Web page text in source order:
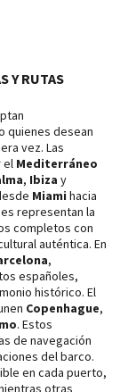
Y RUTAS
quienes desean
vez. Las
el Mediterráneo
, Ibiza y
Miami hacia
representan la
completos con
auténtica. En
,
españoles,
histórico. El
Copenhague,
. Estos
de navegación
del barco.
en cada puerto,
otras